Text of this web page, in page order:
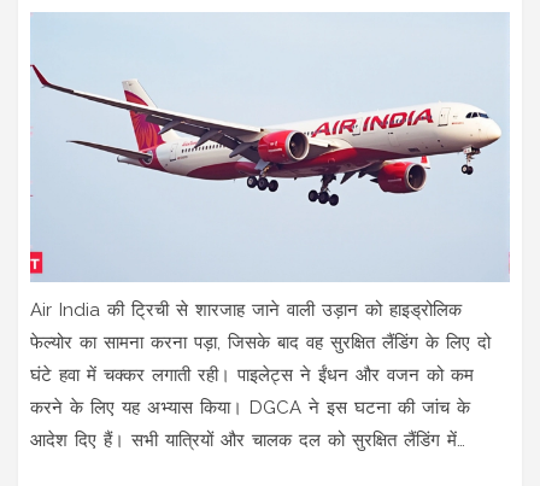
Air India की ट्रिची से शारजाह जाने वाली उड़ान को हाइड्रोलिक
फेल्योर का सामना करना पड़ा, जिसके बाद वह सुरक्षित लैंडिंग के लिए दो
घंटे हवा में चक्कर लगाती रही। पाइलेट्स ने ईंधन और वजन को कम
करने के लिए यह अभ्यास किया। DGCA ने इस घटना की जांच के
आदेश दिए हैं। सभी यात्रियों और चालक दल को सुरक्षित लैंडिंग में